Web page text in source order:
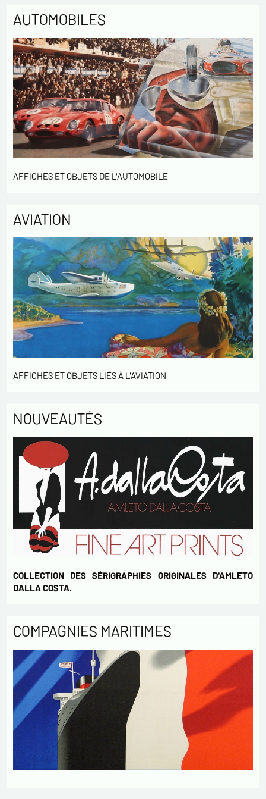
AUTOMOBILES
AFFICHES ET OBJETS DE L'AUTOMOBILE
AVIATION
AFFICHES ET OBJETS LIÉS À L'AVIATION
NOUVEAUTÉS
COLLECTION DES SÉRIGRAPHIES ORIGINALES D'AMLETO
DALLA COSTA.
COMPAGNIES MARITIMES